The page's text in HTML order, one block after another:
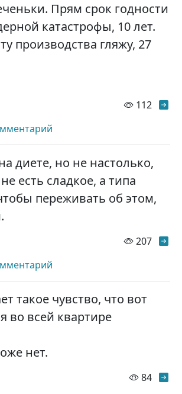
Прям срок годности
катастрофы, 10 лет.
производства гляжу, 27
112
диете, но не настолько,
есть сладкое, а типа
переживать об этом,
207
такое чувство, что вот
во всей квартире
нет.
84